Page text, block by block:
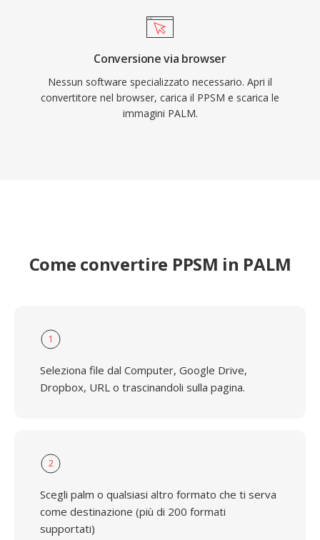
Conversione via browser
Nessun software specializzato necessario. Apri il
convertitore nel browser, carica il PPSM e scarica le
immagini PALM.
Come convertire PPSM in PALM
1
Seleziona file dal Computer, Google Drive,
Dropbox, URL o trascinandoli sulla pagina.
2
Scegli palm o qualsiasi altro formato che ti serva
come destinazione (più di 200 formati
supportati)